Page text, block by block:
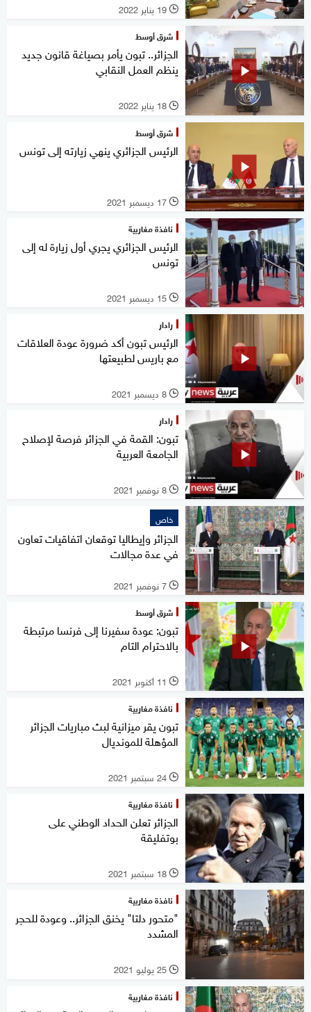
l 19 يناير 2022
شرق أوسط
الجزائر.. تبون يأمر بصياغة قانون جديد
ينظم العمل النقابي
l 18 يناير 2022
شرق أوسط
الرئيس الجزائري ينهي زيارته إلى تونس
l 17 ديسمبر 2021
نافذة مغاربية
الرئيس الجزائري يجري أول زيارة له إلى
تونس
l 15 ديسمبر 2021
رادار
الرئيس تبون أكد ضرورة عودة العلاقات
مع باريس لطبيعتها
l 8 ديسمبر 2021
رادار
تبون: القمة في الجزائر فرصة لإصلاح
الجامعة العربية
l 8 نوفمبر 2021
خاص
الجزائر وإيطاليا توقعان اتفاقيات تعاون
في عدة مجالات
l 7 نوفمبر 2021
شرق أوسط
تبون: عودة سفيرنا إلى فرنسا مرتبطة
بالاحترام التام
l 11 أكتوبر 2021
نافذة مغاربية
تبون يقر ميزانية لبث مباريات الجزائر
المؤهلة للمونديال
l 24 سبتمبر 2021
نافذة مغاربية
الجزائر تعلن الحداد الوطني على
بوتفليقة
l 18 سبتمبر 2021
نافذة مغاربية
"متحور دلتا" يخنق الجزائر.. وعودة للحجر
المشدد
l 25 يوليو 2021
نافذة مغاربية